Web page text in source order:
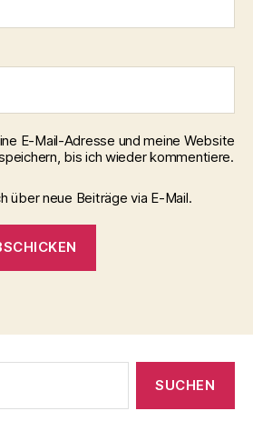
E-Mail-Adresse und meine Website
bis ich wieder kommentiere.
über neue Beiträge via E-Mail.